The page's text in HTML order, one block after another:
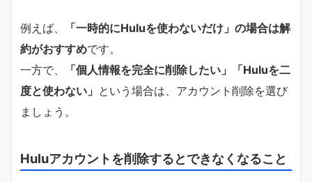
例えば、
「一時的にHuluを使わないだけ」の場合は解
約がおすすめです。
一方で、
「個人情報を完全に削除したい」「Huluを二
度と使わない」 という場合は、アカウント削除を選び
ましょう。
Huluアカウントを削除するとできなくなること